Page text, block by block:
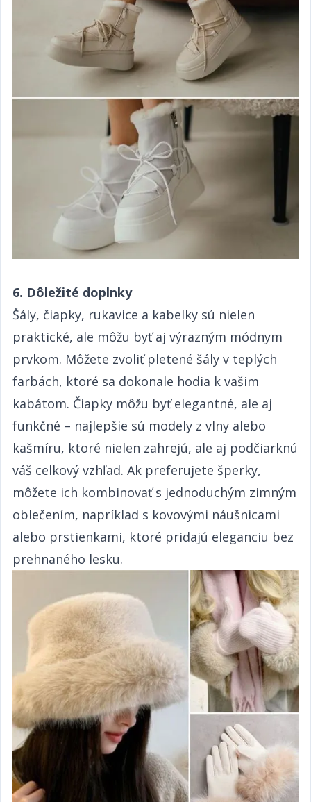
6. Dôležité doplnky​​​​‌ ‍ ​‍​‍‌‍ ‌ ​‍‌‍‍‌‌‍‌ ‌‍‍‌‌‍ ‍​‍​‍​ ‍‍​‍​‍‌ ​ ‌‍​‌‌‍ ‍‌‍‍‌‌ ‌​‌ ‍‌​‍ ‍‌‍‍‌‌‍ ​‍​‍​‍ ​​‍​‍‌‍‍​‌ ​‍‌‍‌‌‌‍‌‍​‍​‍​ ‍‍​‍​‍‌‍‍​‌ ‌​‌ ‌​‌ ​​​ ‍‍​‍ ​‍ ‌‍ ​‌‍ ‌‍​ ‌‍​‌‌‍ ​‌‍‍​‌‍ ‌ ​ ‌ ‌​​ ‍‍​ ​ ​ ​​​ ​​​ ​​​‍ ‌ ​ ‌ ‌​‌ ‌‌‌‍‌​‌‍‍‌‌‍ ​‍ ‌‍‍‌‌‍ ‍‌ ‌​‌‍‌‌‌‍ ‍‌ ‌​​‍ ‌‍‌‌‌‍‌​‌‍‍‌‌ ‌​​‍ ‌‍ ‌‌‍ ‌‍‌​‌‍‌‌​ ‌‌ ​​‌ ​‍‌‍‌‌‌ ​ ‌‍‌‌‌‍ ‍‌ ‌​‌‍​‌‌ ‌​‌‍‍‌‌‍ ‌‍ ‍​ ‍ ‌‍‍‌‌‍‌​​ ‌‌ ​​‌‍ ‌ ​ ‌ ‌​​‍ ‌​ ​‍​ ​‌​ ‍​​ ​‍​ ‌ ​ ‍​​ ‍​​ ‍ ‌ ‌​‌ ‍‌‌ ​​‌‍‌‌​ ‌‌ ​​‌‍ ‌ ​ ‌ ‌​​ ‍ ‌ ​​‌‍​‌‌ ‌​‌‍‍​​ ‌‌‍​ ‌‍ ‌‍ ‍‌ ‌​‌‍‌‌‌‍ ‍‌ ‌​​‍‌‌​ ‌‌‌​​‍‌‌ ‌‍‍ ‌‍‌‌‌ ‍‌​‍‌‌​ ​ ‌​‌​​‍‌‌​ ​ ‌​‌​​‍‌‌​ ​‍​ ​‍‌‍​ ​ ‌​‌‍‌‍​ ​‌‌‍​ ​ ‍‌‌‍‌‌​ ‌ ​ ‌‌​ ‍‌​ ‌ ‌‍​‍​‍‌‌​ ​‍​ ​‍​‍‌‌​ ‌‌‌​‌​​‍ ‍‌‍​ ‌‍‍​‌‍‍‌‌‍ ​‌‍‌​‌ ​‍‌‍‌‌‌‍ ‍​‍‌‌​ ‌‌‌​​‍‌‌ ‌‍‍ ‌‍‌‌‌ ‍‌​‍‌‌​ ​ ‌​‌​​‍‌‌​ ​ ‌​‌​​‍‌‌​ ​‍​ ​‍‌‍​ ​ ‌​‌‍‌‍​ ​‌‌‍​ ​ ‍‌‌‍‌‌​ ‌ ​ ‌‌​ ‍‌​ ‌ ‌‍​‍​ ​‌​‍‌‌​ ​‍​ ​‍​‍‌‌​ ‌‌‌​‌​​‍ ‍‌ ‌​‌‍‌‌‌ ‍​‌ ‌​​ ‌‍​‍‌‍​‌‌ ​ ‌‍‌‌‌‌‌‌‌ ​‍‌‍ ​​ ‌‌‍‍​‌ ‌​‌ ‌​‌ ​​​‍‌‌​ ​ ‌​​‌​‍‌‌​ ​‍‌​‌‍​‍‌‌​ ​‍‌​‌‍‌‍ ​‌‍ ‌‍​ ‌‍​‌‌‍ ​‌‍‍​‌‍ ‌ ​ ‌ ‌​​‍‌‌​ ​ ‌​​‌​ ​ ​ ​​​ ​​​ ​​​‍‌‌​ ​‍‌​‌‍‌ ​ ‌ ‌​‌ ‌‌‌‍‌​‌‍‍‌‌‍ ​‍‌‍‌‍‍‌‌‍‌​​ ‌‌ ​​‌‍ ‌ ​ ‌ ‌​​‍ ‌​ ​‍​ ​‌​ ‍​​ ​‍​ ‌ ​ ‍​​ ‍​​‍‌‍‌ ‌​‌ ‍‌‌ ​​‌‍‌‌​ ‌‌ ​​‌‍ ‌ ​ ‌ ‌​​‍‌‍‌ ​​‌‍​‌‌ ‌​‌‍‍​​ ‌‌‍​ ‌‍ ‌‍ ‍‌ ‌​‌‍‌‌‌‍ ‍‌ ‌​​‍‌‌​ ‌‌‌​​‍‌‌ ‌‍‍ ‌‍‌‌‌ ‍‌​‍‌‌​ ​ ‌​‌​​‍‌‌​ ​ ‌​‌​​‍‌‌​ ​‍​ ​‍‌‍​ ​ ‌​‌‍‌‍​ ​‌‌‍​ ​ ‍‌‌‍‌‌​ ‌ ​ ‌‌​ ‍‌​ ‌ ‌‍​‍​‍‌‌​ ​‍​ ​‍​‍‌‌​ ‌‌‌​‌​​‍ ‍‌‍​ ‌‍‍​‌‍‍‌‌‍ ​‌‍‌​‌ ​‍‌‍‌‌‌‍ ‍​‍‌‌​ ‌‌‌​​‍‌‌ ‌‍‍ ‌‍‌‌‌ ‍‌​‍‌‌​ ​ ‌​‌​​‍‌‌​ ​ ‌​‌​​‍‌‌​ ​‍​ ​‍‌‍​ ​ ‌​‌‍‌‍​ ​‌‌‍​ ​ ‍‌‌‍‌‌​ ‌ ​ ‌‌​ ‍‌​ ‌ ‌‍​‍​ ​‌​‍‌‌​ ​‍​ ​‍​‍‌‌​ ‌‌‌​‌​​‍ ‍‌ ‌​‌‍‌‌‌ ‍​‌ ‌​​‍‌‍‌ ​​‌‍‌‌‌ ​‍‌ ​ ‌ ​​‌‍‌‌‌‍​ ‌ ‌​‌‍‍‌‌ ‌‍‌‍‌‌​ ‌‌ ​​‌ ‌‌‌‍​‍‌‍ ​‌‍‍‌‌ ​ ‌‍‍​‌‍‌‌‌‍‌​​‍​‍‌ ‌
Šály, čiapky, rukavice a kabelky sú nielen
praktické, ale môžu byť aj výrazným módnym
prvkom. Môžete zvoliť pletené šály v teplých
farbách, ktoré sa dokonale hodia k vašim
kabátom. Čiapky môžu byť elegantné, ale aj
funkčné – najlepšie sú modely z vlny alebo
kašmíru, ktoré nielen zahrejú, ale aj podčiarknú
váš celkový vzhľad. Ak preferujete šperky,
môžete ich kombinovať s jednoduchým zimným
oblečením, napríklad s kovovými náušnicami
alebo prstienkami, ktoré pridajú eleganciu bez
prehnaného lesku.​​​​‌ ‍ ​‍​‍‌‍ ‌ ​‍‌‍‍‌‌‍‌ ‌‍‍‌‌‍ ‍​‍​‍​ ‍‍​‍​‍‌ ​ ‌‍​‌‌‍ ‍‌‍‍‌‌ ‌​‌ ‍‌​‍ ‍‌‍‍‌‌‍ ​‍​‍​‍ ​​‍​‍‌‍‍​‌ ​‍‌‍‌‌‌‍‌‍​‍​‍​ ‍‍​‍​‍‌‍‍​‌ ‌​‌ ‌​‌ ​​​ ‍‍​‍ ​‍ ‌‍ ​‌‍ ‌‍​ ‌‍​‌‌‍ ​‌‍‍​‌‍ ‌ ​ ‌ ‌​​ ‍‍​ ​ ​ ​​​ ​​​ ​​​‍ ‌ ​ ‌ ‌​‌ ‌‌‌‍‌​‌‍‍‌‌‍ ​‍ ‌‍‍‌‌‍ ‍‌ ‌​‌‍‌‌‌‍ ‍‌ ‌​​‍ ‌‍‌‌‌‍‌​‌‍‍‌‌ ‌​​‍ ‌‍ ‌‌‍ ‌‍‌​‌‍‌‌​ ‌‌ ​​‌ ​‍‌‍‌‌‌ ​ ‌‍‌‌‌‍ ‍‌ ‌​‌‍​‌‌ ‌​‌‍‍‌‌‍ ‌‍ ‍​ ‍ ‌‍‍‌‌‍‌​​ ‌‌ ​​‌‍ ‌ ​ ‌ ‌​​‍ ‌​ ​‍​ ​‌​ ‍​​ ​‍​ ‌ ​ ‍​​ ‍​​ ‍ ‌ ‌​‌ ‍‌‌ ​​‌‍‌‌​ ‌‌ ​​‌‍ ‌ ​ ‌ ‌​​ ‍ ‌ ​​‌‍​‌‌ ‌​‌‍‍​​ ‌‌‍​ ‌‍ ‌‍ ‍‌ ‌​‌‍‌‌‌‍ ‍‌ ‌​​‍‌‌​ ‌‌‌​​‍‌‌ ‌‍‍ ‌‍‌‌‌ ‍‌​‍‌‌​ ​ ‌​‌​​‍‌‌​ ​ ‌​‌​​‍‌‌​ ​‍​ ​‍‌‍​‍‌‍​‍‌‍​ ​ ‌ ‌‍​ ‌‍​‍‌‍​‌​ ‌​​ ​‍‌‍​‍‌‍‌​‌‍‌‍​‍‌‌​ ​‍​ ​‍​‍‌‌​ ‌‌‌​‌​​‍ ‍‌‍​ ‌‍‍​‌‍‍‌‌‍ ​‌‍‌​‌ ​‍‌‍‌‌‌‍ ‍​‍‌‌​ ‌‌‌​​‍‌‌ ‌‍‍ ‌‍‌‌‌ ‍‌​‍‌‌​ ​ ‌​‌​​‍‌‌​ ​ ‌​‌​​‍‌‌​ ​‍​ ​‍‌‍​‍‌‍​‍‌‍​ ​ ‌ ‌‍​ ‌‍​‍‌‍​‌​ ‌​​ ​‍‌‍​‍‌‍‌​‌‍‌‍​ ​​​‍‌‌​ ​‍​ ​‍​‍‌‌​ ‌‌‌​‌​​‍ ‍‌ ‌​‌‍‌‌‌ ‍​‌ ‌​​ ‌‍​‍‌‍​‌‌ ​ ‌‍‌‌‌‌‌‌‌ ​‍‌‍ ​​ ‌‌‍‍​‌ ‌​‌ ‌​‌ ​​​‍‌‌​ ​ ‌​​‌​‍‌‌​ ​‍‌​‌‍​‍‌‌​ ​‍‌​‌‍‌‍ ​‌‍ ‌‍​ ‌‍​‌‌‍ ​‌‍‍​‌‍ ‌ ​ ‌ ‌​​‍‌‌​ ​ ‌​​‌​ ​ ​ ​​​ ​​​ ​​​‍‌‌​ ​‍‌​‌‍‌ ​ ‌ ‌​‌ ‌‌‌‍‌​‌‍‍‌‌‍ ​‍‌‍‌‍‍‌‌‍‌​​ ‌‌ ​​‌‍ ‌ ​ ‌ ‌​​‍ ‌​ ​‍​ ​‌​ ‍​​ ​‍​ ‌ ​ ‍​​ ‍​​‍‌‍‌ ‌​‌ ‍‌‌ ​​‌‍‌‌​ ‌‌ ​​‌‍ ‌ ​ ‌ ‌​​‍‌‍‌ ​​‌‍​‌‌ ‌​‌‍‍​​ ‌‌‍​ ‌‍ ‌‍ ‍‌ ‌​‌‍‌‌‌‍ ‍‌ ‌​​‍‌‌​ ‌‌‌​​‍‌‌ ‌‍‍ ‌‍‌‌‌ ‍‌​‍‌‌​ ​ ‌​‌​​‍‌‌​ ​ ‌​‌​​‍‌‌​ ​‍​ ​‍‌‍​‍‌‍​‍‌‍​ ​ ‌ ‌‍​ ‌‍​‍‌‍​‌​ ‌​​ ​‍‌‍​‍‌‍‌​‌‍‌‍​‍‌‌​ ​‍​ ​‍​‍‌‌​ ‌‌‌​‌​​‍ ‍‌‍​ ‌‍‍​‌‍‍‌‌‍ ​‌‍‌​‌ ​‍‌‍‌‌‌‍ ‍​‍‌‌​ ‌‌‌​​‍‌‌ ‌‍‍ ‌‍‌‌‌ ‍‌​‍‌‌​ ​ ‌​‌​​‍‌‌​ ​ ‌​‌​​‍‌‌​ ​‍​ ​‍‌‍​‍‌‍​‍‌‍​ ​ ‌ ‌‍​ ‌‍​‍‌‍​‌​ ‌​​ ​‍‌‍​‍‌‍‌​‌‍‌‍​ ​​​‍‌‌​ ​‍​ ​‍​‍‌‌​ ‌‌‌​‌​​‍ ‍‌ ‌​‌‍‌‌‌ ‍​‌ ‌​​‍‌‍‌ ​​‌‍‌‌‌ ​‍‌ ​ ‌ ​​‌‍‌‌‌‍​ ‌ ‌​‌‍‍‌‌ ‌‍‌‍‌‌​ ‌‌ ​​‌ ‌‌‌‍​‍‌‍ ​‌‍‍‌‌ ​ ‌‍‍​‌‍‌‌‌‍‌​​‍​‍‌ ‌